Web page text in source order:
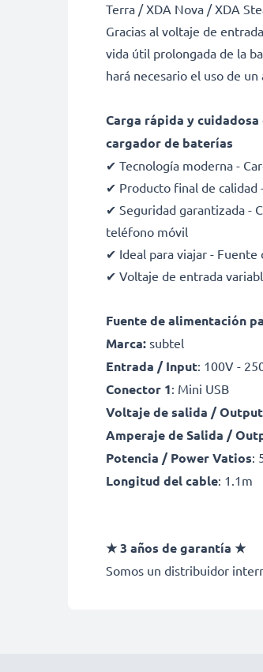
Terra / XDA Nova / XDA
Gracias al voltaje de
vida útil prolongada de la
hará necesario el uso de un
Carga rápida y
cargador de baterías
✔ Tecnología moderna -
✔ Producto final de calidad
✔ Seguridad garantizada -
teléfono móvil
✔ Ideal para viajar -
✔ Voltaje de entrada
Fuente de alimentación
Marca: subtel
Entrada / Input: 100V -
Conector 1: Mini USB
Voltaje de salida /
Amperaje de Salida /
Potencia / Power Vatios:
Longitud del cable: 1.1m
★ 3 años de garantía ★
Somos un distribuidor